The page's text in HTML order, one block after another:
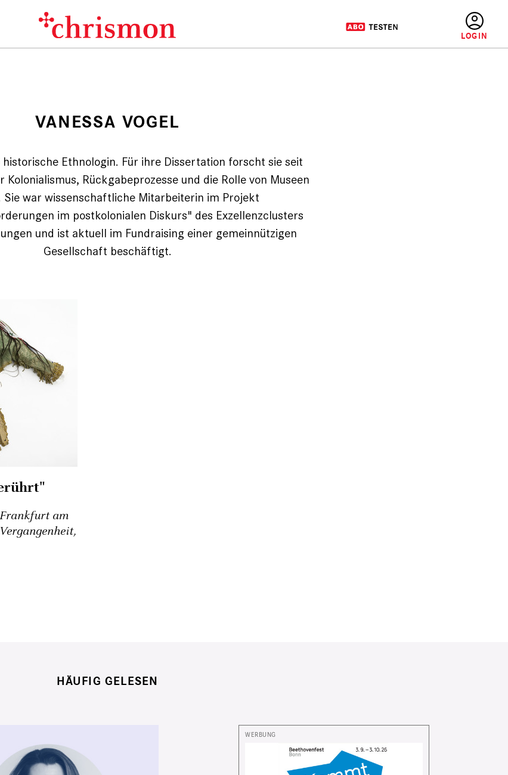
VANESSA VOGEL
historische Ethnologin. Für ihre Dissertation forscht sie seit
Kolonialismus, Rückgabeprozesse und die Rolle von Museen
Sie war wissenschaftliche Mitarbeiterin im Projekt
im postkolonialen Diskurs" des Exzellenzclusters
und ist aktuell im Fundraising einer gemeinnützigen
Gesellschaft beschäftigt.
am
HÄUFIG GELESEN